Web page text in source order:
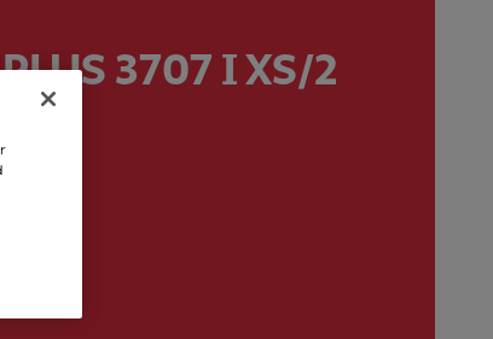
3707 I XS/2